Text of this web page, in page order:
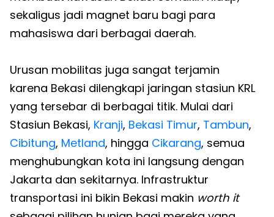
sekaligus jadi magnet baru bagi para
mahasiswa dari berbagai daerah.
Urusan mobilitas juga sangat terjamin
karena Bekasi dilengkapi jaringan stasiun KRL
yang tersebar di berbagai titik. Mulai dari
Stasiun Bekasi, Kranji, Bekasi Timur, Tambun,
Cibitung, Metland, hingga Cikarang, semua
menghubungkan kota ini langsung dengan
Jakarta dan sekitarnya. Infrastruktur
transportasi ini bikin Bekasi makin worth it